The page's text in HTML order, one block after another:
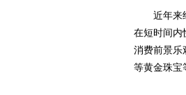
近年来经
在短时间内
消费前景乐
等黄金珠宝